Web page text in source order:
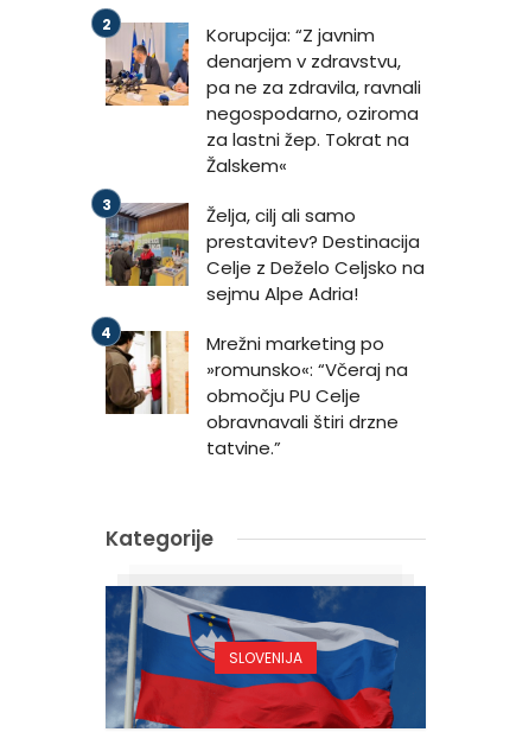
Korupcija: “Z javnim
denarjem v zdravstvu,
pa ne za zdravila, ravnali
negospodarno, oziroma
za lastni žep. Tokrat na
Žalskem«
Želja, cilj ali samo
prestavitev? Destinacija
Celje z Deželo Celjsko na
sejmu Alpe Adria!
Mrežni marketing po
»romunsko«: “Včeraj na
območju PU Celje
obravnavali štiri drzne
tatvine.”
Kategorije
SLOVENIJA